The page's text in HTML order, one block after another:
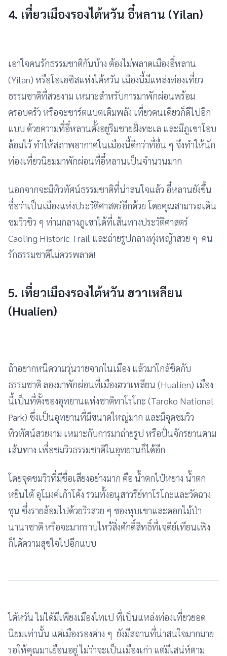
4. เที่ยวเมืองรองไต้หวัน อี๋หลาน (Yilan)
เอาใจคนรักธรรมชาติกันบ้าง ต้องไม่พลาดเมืองอี๋หลาน
(Yilan) หรือโอเอซิสแห่งไต้หวัน เมืองนี้มีแหล่งท่องเที่ยว
ธรรมชาติที่สวยงาม เหมาะสำหรับการมาพักผ่อนพร้อม
ครอบครัว หรือจะชาร์ตแบตเติมพลัง เที่ยวคนเดียวก็ดีไปอีก
แบบ ด้วยความที่อี๋หลานตั้งอยู่ริมชายฝั่งทะเล และมีภูเขาโอบ
ล้อมไว้ ทำให้สภาพอากาศในเมืองนี้ดีกว่าที่อื่น ๆ จึงทำให้นัก
ท่องเที่ยวนิยมมาพักผ่อนที่อี๋หลานเป็นจำนวนมาก
นอกจากจะมีทิวทัศน์ธรรมชาติที่น่าสนใจแล้ว อี๋หลานยังขึ้น
ชื่อว่าเป็นเมืองแห่งประวัติศาสตร์อีกด้วย โดยคุณสามารถเดิน
ชมวิวชิว ๆ ท่ามกลางภูเขาได้ที่เส้นทางประวัติศาสตร์
Caoling Historic Trail และถ่ายรูปกลางทุ่งหญ้าสวย ๆ คน
รักธรรมชาติไม่ควรพลาด!
5. เที่ยวเมืองรองไต้หวัน ฮวาเหลียน
(Hualien)
ถ้าอยากหนีความวุ่นวายจากในเมือง แล้วมาใกล้ชิดกับ
ธรรมชาติ ลองมาพักผ่อนที่เมืองฮวาเหลียน (Hualien) เมือง
นี้เป็นที่ตั้งของอุทยานแห่งชาติทาโรโกะ (Taroko National
Park) ซึ่งเป็นอุทยานที่มีขนาดใหญ่มาก และมีจุดชมวิว
ทิวทัศน์สวยงาม เหมาะกับการมาถ่ายรูป หรือปั่นจักรยานตาม
เส้นทาง เพื่อชมวิวธรรมชาติในอุทยานก็ได้อีก
โดยจุดชมวิวที่มีชื่อเสียงอย่างมาก คือ น้ำตกไป๋หยาง น้ำตก
หยินไต้ อุโมงค์เก้าโค้ง รวมทั้งอนุสาวรีย์ทาโรโกะและวัดฉาง
ชุน ซึ่งรายล้อมไปด้วยวิวสวย ๆ ของหุบเขาและดอกไม้ป่า
นานาชาติ หรือจะมากราบไหว้สิ่งศักดิ์สิทธิ์ที่เจดีย์เทียนเฟิง
ก็ได้ความสุขใจไปอีกแบบ
ไต้หวัน ไม่ได้มีเพียงเมืองไทเป ที่เป็นแหล่งท่องเที่ยวยอด
นิยมเท่านั้น แต่เมืองรองต่าง ๆ ยังมีสถานที่น่าสนใจมากมาย
รอให้คุณมาเยือนอยู่ ไม่ว่าจะเป็นเมืองเก่า แต่มีเสน่ห์ตาม